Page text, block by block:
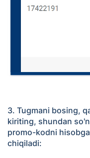
3. Tugmani bosing,
kiriting, shundan
promo-kodni
chiqiladi: